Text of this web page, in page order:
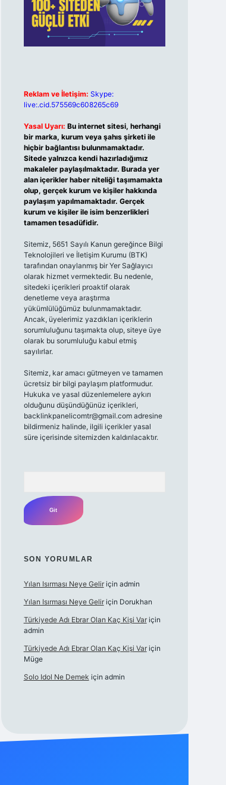
Reklam ve İletişim: Skype:
live:.cid.575569c608265c69
Yasal Uyarı: Bu internet sitesi, herhangi
bir marka, kurum veya şahıs şirketi ile
hiçbir bağlantısı bulunmamaktadır.
Sitede yalnızca kendi hazırladığımız
makaleler paylaşılmaktadır. Burada yer
alan içerikler haber niteliği taşımamakta
olup, gerçek kurum ve kişiler hakkında
paylaşım yapılmamaktadır. Gerçek
kurum ve kişiler ile isim benzerlikleri
tamamen tesadüfidir.
Sitemiz, 5651 Sayılı Kanun gereğince Bilgi
Teknolojileri ve İletişim Kurumu (BTK)
tarafından onaylanmış bir Yer Sağlayıcı
olarak hizmet vermektedir. Bu nedenle,
sitedeki içerikleri proaktif olarak
denetleme veya araştırma
yükümlülüğümüz bulunmamaktadır.
Ancak, üyelerimiz yazdıkları içeriklerin
sorumluluğunu taşımakta olup, siteye üye
olarak bu sorumluluğu kabul etmiş
sayılırlar.
Sitemiz, kar amacı gütmeyen ve tamamen
ücretsiz bir bilgi paylaşım platformudur.
Hukuka ve yasal düzenlemelere aykırı
olduğunu düşündüğünüz içerikleri,
backlinkpanelicomtr@gmail.comadresine
bildirmeniz halinde, ilgili içerikler yasal
süre içerisinde sitemizden kaldırılacaktır.
SON YORUMLAR
Yılan Isırması Neye Geliriçin admin
Yılan Isırması Neye Geliriçin Dorukhan
Türkiyede Adı Ebrar Olan Kaç Kişi Variçin
admin
Türkiyede Adı Ebrar Olan Kaç Kişi Variçin
Müge
Solo Idol Ne Demek için admin